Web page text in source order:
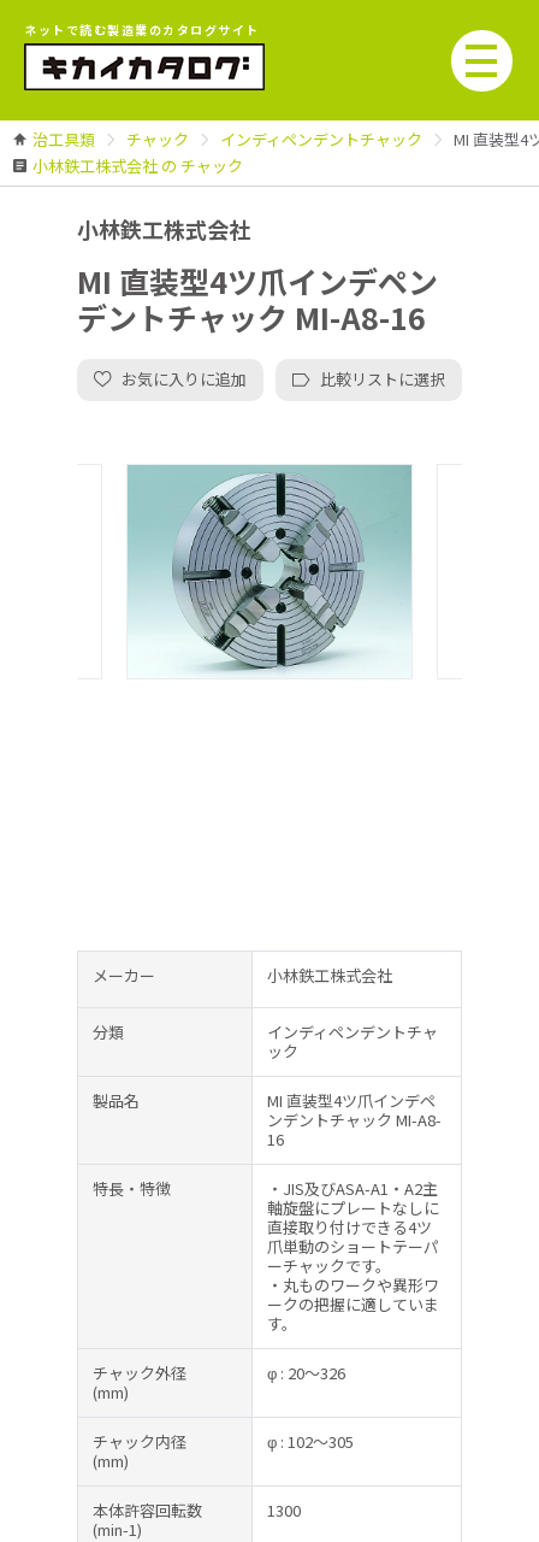
ネットで読む製造業のカタログサイト
治工具類 チャック インディペンデントチャック
MI 直装型4
小林鉄工株式会社 の チャック
小林鉄工株式会社
MI 直装型4ツ爪インデペン
デントチャック MI-A8-16
お気に入りに追加 比較リストに選択
メーカー 小林鉄工株式会社
分類
インディペンデントチャ
ック
製品名
MI 直装型4ツ爪インデペ
ンデントチャック MI-A8-
16
特長・特徴
・JIS及びASA-A1・A2主
軸旋盤にプレートなしに
直接取り付けできる4ツ
爪単動のショートテーパ
ーチャックです。
・丸ものワークや異形ワ
ークの把握に適していま
す。
チャック外径
(mm)
φ : 20～326
チャック内径
(mm)
φ : 102～305
本体許容回転数
(min-1)
1300